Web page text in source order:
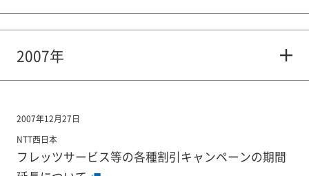
2007年
2007年12月27日
NTT西日本
フレッツサービス等の各種割引キャンペーンの期間